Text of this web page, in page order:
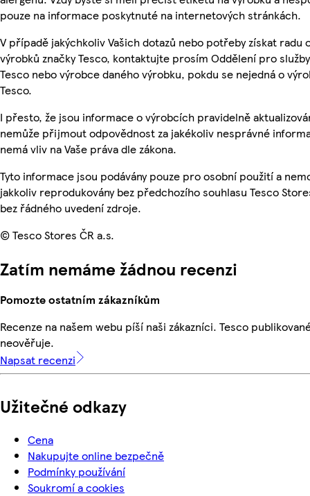
pouze na informace poskytnuté na internetových stránkách.
V případě jakýchkoliv Vašich dotazů nebo potřeby získat radu
výrobků značky Tesco, kontaktujte prosím Oddělení pro
Tesco nebo výrobce daného výrobku, pokdu se nejedná o
Tesco.
I přesto, že jsou informace o výrobcích pravidelně
nemůže přijmout odpovědnost za jakékoliv nesprávné
nemá vliv na Vaše práva dle zákona.
Tyto informace jsou podávány pouze pro osobní použití a
jakkoliv reprodukovány bez předchozího souhlasu Tesco
bez řádného uvedení zdroje.
© Tesco Stores ČR a.s.
Zatím nemáme žádnou recenzi
Pomozte ostatním zákazníkům
Recenze na našem webu píší naši zákazníci. Tesco
neověřuje.
Napsat recenzi
Užitečné odkazy
Cena
Nakupujte online bezpečně
Podmínky používání
Soukromí a cookies